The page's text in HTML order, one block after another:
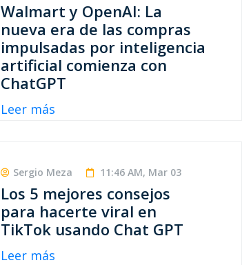
Walmart y OpenAI: La
nueva era de las compras
impulsadas por inteligencia
artificial comienza con
ChatGPT
Leer más
Sergio Meza 11:46 AM, Mar 03
Los 5 mejores consejos
para hacerte viral en
TikTok usando Chat GPT
Leer más